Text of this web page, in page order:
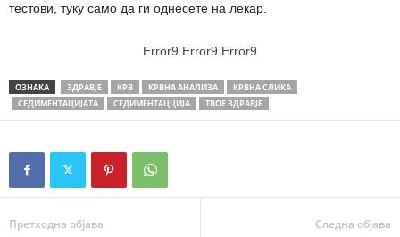
тестови, туку само да ги однесете на лекар.
Error9 Error9 Error9
ОЗНАКА ЗДРАВЈЕ КРВ КРВНА АНАЛИЗА
КРВНА СЛИКА
СЕДИМЕНТАЦИЈАТА
СЕДИМЕНТАЦЦИЈА ТВОЕ ЗДРАВЈЕ
Претходна објава Следна објава